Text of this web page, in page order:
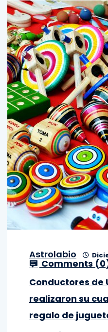
Astrolabio
Comments (0
Conductores de
realizaron su
regalo de